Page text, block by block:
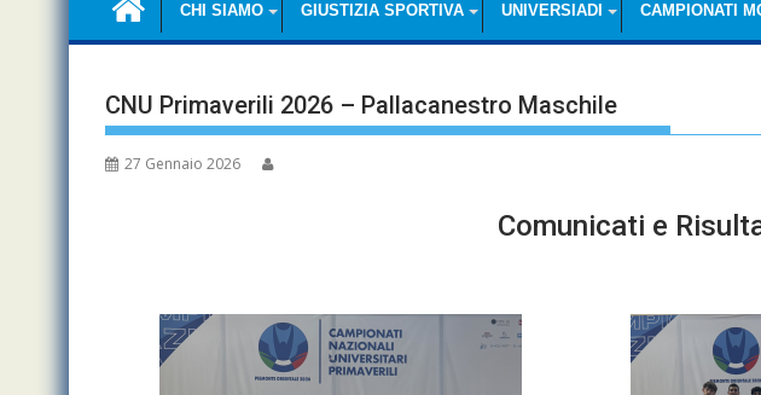
CHI SIAMO GIUSTIZIA SPORTIVA UNIVERSIADI CAMPIONATI
CNU Primaverili 2026 – Pallacanestro Maschile
27 Gennaio 2026
Comunicati e